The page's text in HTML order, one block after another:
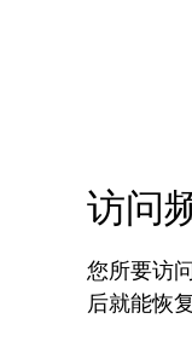
访问
您所要访
后就能恢